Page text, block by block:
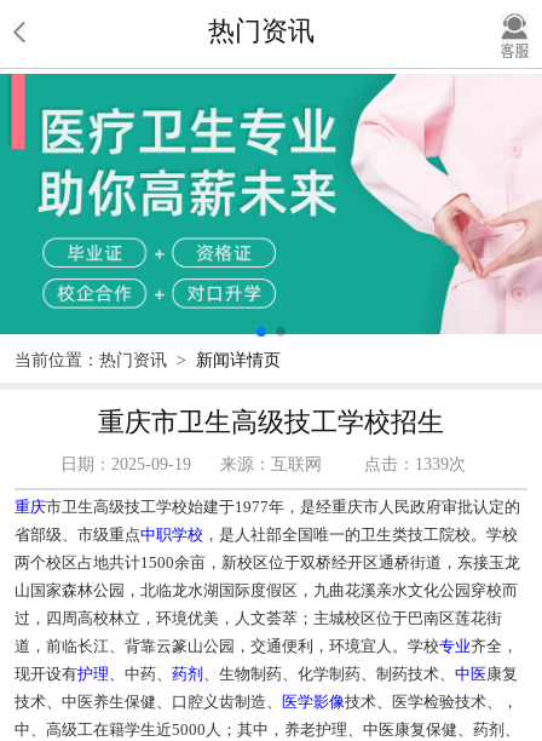
热门资讯
当前位置： 热门资讯 > 新闻详情页
重庆市卫生高级技工学校招生
日期：2025-09-19 来源：互联网 点击：1339次
重庆市卫生高级技工学校始建于1977年，是经重庆市人民政府审批认定的
省部级、市级重点中职学校 ，是人社部全国唯一的卫生类技工院校。学校
两个校区占地共计1500余亩，新校区位于双桥经开区通桥街道，东接玉龙
山国家森林公园，北临龙水湖国际度假区，九曲花溪亲水文化公园穿校而
过，四周高校林立，环境优美，人文荟萃；主城校区位于巴南区莲花街
道，前临长江、背靠云篆山公园，交通便利，环境宜人。学校专业齐全，
现开设有护理、中药、 药剂 、生物制药、化学制药、制药技术、 中医康复
技术、中医养生保健、口腔义齿制造、 医学影像技术、医学检验技术、，
中、高级工在籍学生近5000人；其中，养老护理、中医康复保健、药剂、